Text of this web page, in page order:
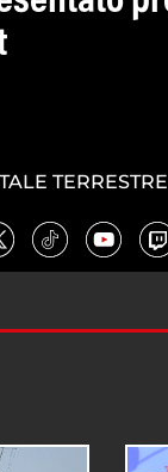
TERRESTRE